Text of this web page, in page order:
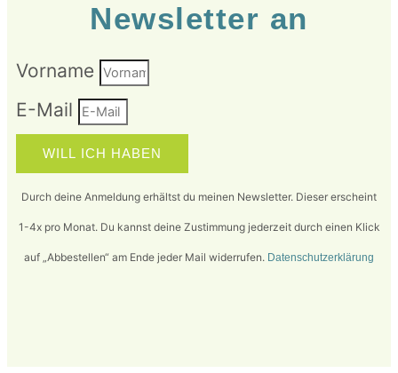
Newsletter an
Vorname
E-Mail
WILL ICH HABEN
Durch deine Anmeldung erhältst du meinen Newsletter. Dieser erscheint
1-4x pro Monat. Du kannst deine Zustimmung jederzeit durch einen Klick
auf „Abbestellen“ am Ende jeder Mail widerrufen. Datenschutzerklärung